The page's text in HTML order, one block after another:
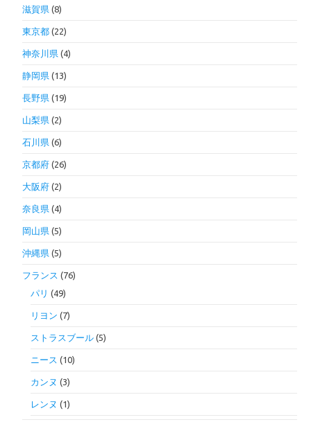
滋賀県 (8)
東京都 (22)
神奈川県 (4)
静岡県 (13)
長野県 (19)
山梨県 (2)
石川県 (6)
京都府 (26)
大阪府 (2)
奈良県 (4)
岡山県 (5)
沖縄県 (5)
フランス (76)
パリ (49)
リヨン (7)
ストラスブール (5)
ニース (10)
カンヌ (3)
レンヌ (1)